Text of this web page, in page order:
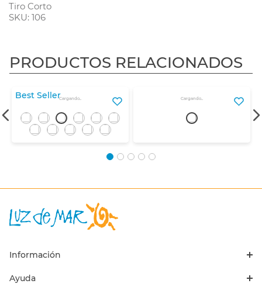
Tiro Corto
SKU: 106
PRODUCTOS RELACIONADOS
Best Seller
3X2
Cargando...
3X2
Cargando...
Información
Ayuda